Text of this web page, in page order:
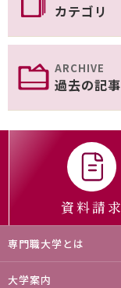
カテゴリ
過去の記事
資料請求
専門職大学とは
大学案内